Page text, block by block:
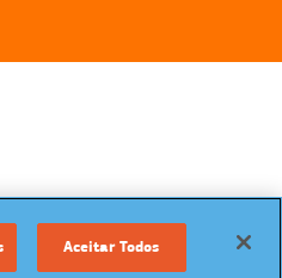
Aceitar Todos